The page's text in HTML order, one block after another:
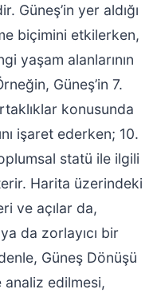
Güneş’in yer aldığı
biçimini etkilerken,
yaşam alanlarının
Güneş’in 7.
konusunda
işaret ederken; 10.
statü ile ilgili
Harita üzerindeki
ve açılar da,
da zorlayıcı bir
Güneş Dönüşü
analiz edilmesi,